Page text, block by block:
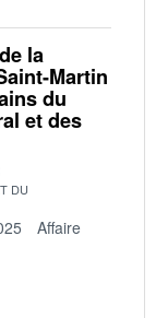
la
Martin
du
et des
DU
Affaire